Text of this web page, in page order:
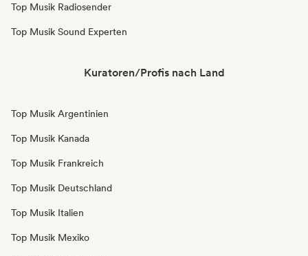
Top Musik Radiosender
Top Musik Sound Experten
Kuratoren/Profis nach Land
Top Musik Argentinien
Top Musik Kanada
Top Musik Frankreich
Top Musik Deutschland
Top Musik Italien
Top Musik Mexiko